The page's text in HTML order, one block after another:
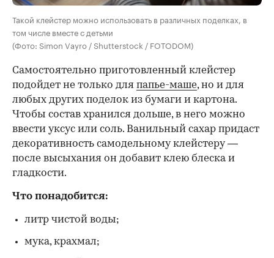
Такой клейстер можно использовать в различных поделках, в
том числе вместе с детьми
(Фото: Simon Vayro / Shutterstock / FOTODOM)
Самостоятельно приготовленный клейстер
подойдет не только для папье-маше, но и для
любых других поделок из бумаги и картона.
Чтобы состав хранился дольше, в него можно
ввести уксус или соль. Ванильный сахар придаст
декоративность самодельному клейстеру —
после высыхания он добавит клею блеска и
гладкости.
Что понадобится:
литр чистой воды;
мука, крахмал;